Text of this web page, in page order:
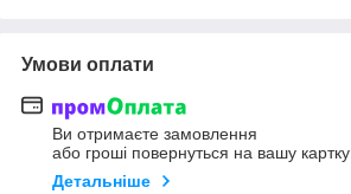
Умови оплати
Ви отримаєте замовлення
або гроші повернуться на вашу картку
Детальніше